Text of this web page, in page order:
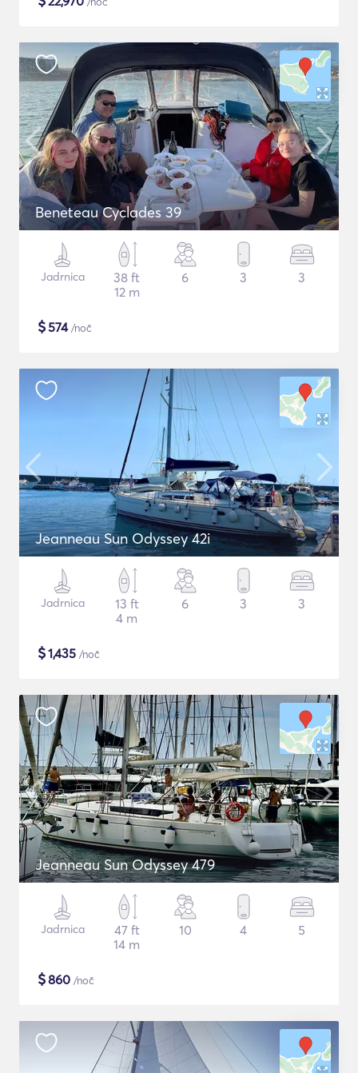
Beneteau Cyclades 39
Jadrnica
38 ft
12 m
6 3 3
$574/noč
Jeanneau Sun Odyssey 42i
Jadrnica
13 ft
4 m
6 3 3
$1,435 /noč
Jeanneau Sun Odyssey 479
Jadrnica
47 ft
14 m
10 4 5
$860 /noč